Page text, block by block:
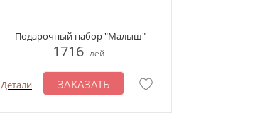
Подарочный набор "Малыш"
1716 лей
Детали ЗАКАЗАТЬ